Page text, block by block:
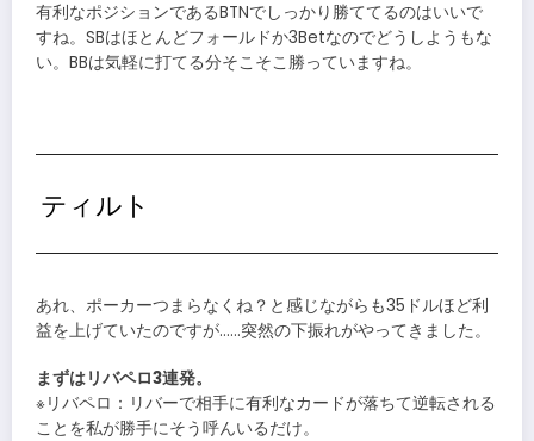
有利なポジションであるBTNでしっかり勝ててるのはいいで
すね。SBはほとんどフォールドか3Betなのでどうしようもな
い。BBは気軽に打てる分そこそこ勝っていますね。
ティルト
あれ、ポーカーつまらなくね？と感じながらも35ドルほど利
益を上げていたのですが……突然の下振れがやってきました。
まずはリバペロ3連発。
※リバペロ：リバーで相手に有利なカードが落ちて逆転される
ことを私が勝手にそう呼んいるだけ。